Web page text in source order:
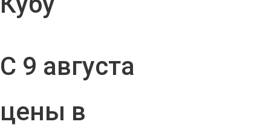
С 9 августа
цены в